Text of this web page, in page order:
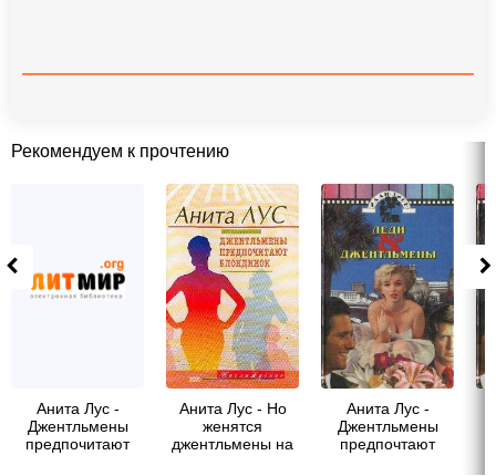
Рекомендуем к прочтению
Анита Лус -
Джентльмены
предпочитают
Анита Лус - Но
женятся
джентльмены на
Анита Лус -
Джентльмены
предпочтают